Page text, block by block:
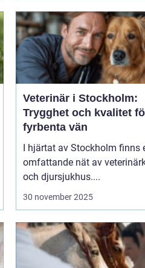
Veterinär i Stockholm:
Trygghet och kvalitet
fyrbenta vän
I hjärtat av Stockholm finns
omfattande nät av
och djursjukhus....
30 november 2025